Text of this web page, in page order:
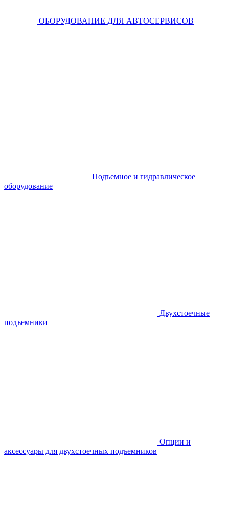
ОБОРУДОВАНИЕ ДЛЯ АВТОСЕРВИСОВ
Подъемное и гидравлическое
оборудование
Двухстоечные
подъемники
Опции и
аксессуары для двухстоечных подъемников